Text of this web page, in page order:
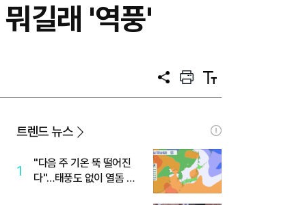
길래 '역풍'
공
프
트
텍
트
트렌드 뉴스
1
"다음 주 기온 뚝 떨어진
다"…태풍도 없이 열돔 박